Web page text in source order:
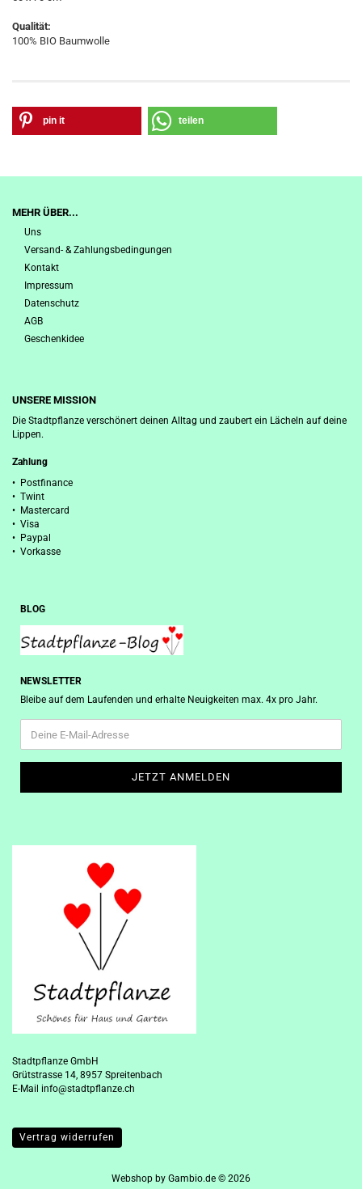
Qualität:
100% BIO Baumwolle
pin it teilen
MEHR ÜBER...
Uns
Versand- & Zahlungsbedingungen
Kontakt
Impressum
Datenschutz
AGB
Geschenkidee
UNSERE MISSION
Die Stadtpflanze verschönert deinen Alltag und zaubert ein Lächeln auf deine
Lippen.
Zahlung
• Postfinance
• Twint
• Mastercard
• Visa
• Paypal
• Vorkasse
BLOG
NEWSLETTER
Bleibe auf dem Laufenden und erhalte Neuigkeiten max. 4x pro Jahr.
Stadtpflanze GmbH
Grütstrasse 14, 8957 Spreitenbach
E-Mail info@stadtpflanze.ch
Vertrag widerrufen
Webshop by Gambio.de © 2026